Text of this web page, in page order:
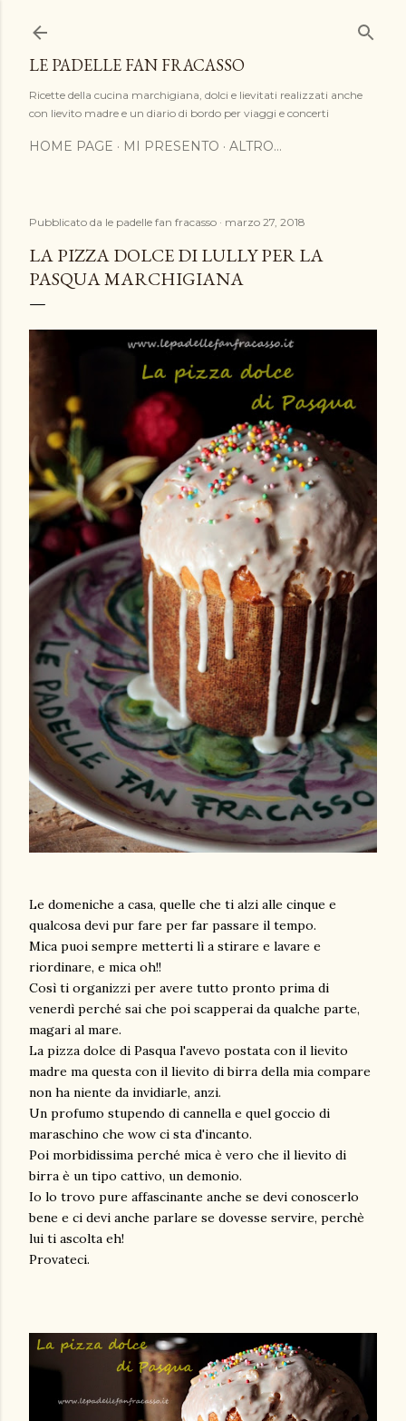
LE PADELLE FAN FRACASSO
Ricette della cucina marchigiana, dolci e lievitati realizzati anche
con lievito madre e un diario di bordo per viaggi e concerti
HOME PAGE MI PRESENTO ALTRO…
Pubblicato da le padelle fan fracasso marzo 27, 2018
LA PIZZA DOLCE DI LULLY PER LA
PASQUA MARCHIGIANA
Le domeniche a casa, quelle che ti alzi alle cinque e
qualcosa devi pur fare per far passare il tempo.
Mica puoi sempre metterti lì a stirare e lavare e
riordinare, e mica oh!!
Così ti organizzi per avere tutto pronto prima di
venerdì perché sai che poi scapperai da qualche parte,
magari al mare.
La pizza dolce di Pasqua l'avevo postata con il lievito
madre ma questa con il lievito di birra della mia compare
non ha niente da invidiarle, anzi.
Un profumo stupendo di cannella e quel goccio di
maraschino che wow ci sta d'incanto.
Poi morbidissima perché mica è vero che il lievito di
birra è un tipo cattivo, un demonio.
Io lo trovo pure affascinante anche se devi conoscerlo
bene e ci devi anche parlare se dovesse servire, perchè
lui ti ascolta eh!
Provateci.